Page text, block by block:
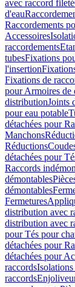
avec raccord fileté
d'eau
Raccordements
Accessoires
raccordements
tubesFixations
l'insertion
Fixations de
pour Armoires de
distributionJoints
pour eau potable
détachées pour
Manchons
Réductions
détachées pour
Raccords
démontables
démontables
Fermetures
distribution avec
distribution avec
pour Tés pour
détachées pour
détachées pour
raccords
raccords